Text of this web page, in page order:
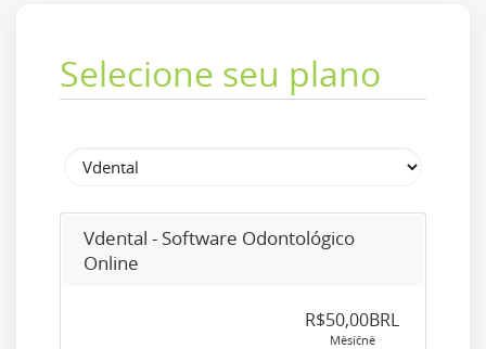
Selecione seu plano
Vdental - Software Odontológico
Online
R$50,00BRL
Měsíčně